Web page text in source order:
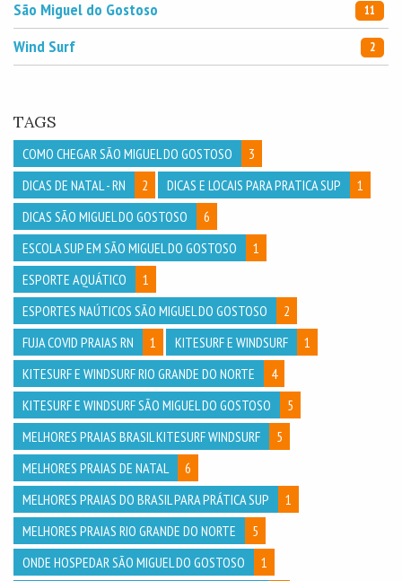
São Miguel do Gostoso 11
Wind Surf 2
TAGS
COMO CHEGAR SÃO MIGUEL DO GOSTOSO
3
DICAS DE NATAL - RN
2 DICAS E LOCAIS PARA PRATICA SUP
1
DICAS SÃO MIGUEL DO GOSTOSO
6
ESCOLA SUP EM SÃO MIGUEL DO GOSTOSO
1
ESPORTE AQUÁTICO
1
ESPORTES NAÚTICOS SÃO MIGUEL DO GOSTOSO
2
FUJA COVID PRAIAS RN
1 KITESURF E WINDSURF
1
KITESURF E WINDSURF RIO GRANDE DO NORTE
4
KITESURF E WINDSURF SÃO MIGUEL DO GOSTOSO
5
MELHORES PRAIAS BRASIL KITESURF WINDSURF
5
MELHORES PRAIAS DE NATAL
6
MELHORES PRAIAS DO BRASIL PARA PRÁTICA SUP
1
MELHORES PRAIAS RIO GRANDE DO NORTE
5
ONDE HOSPEDAR SÃO MIGUEL DO GOSTOSO
1